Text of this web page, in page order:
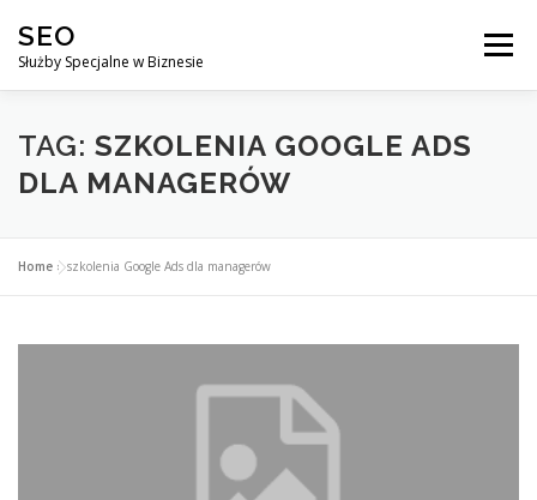
treści
SEO
Służby Specjalne w Biznesie
Menu
AGENCJA SEO CO ZYSKUJESZ ?
TAG: SZKOLENIA GOOGLE ADS
DLA MANAGERÓW
Home »szkolenia Google Ads dla managerów